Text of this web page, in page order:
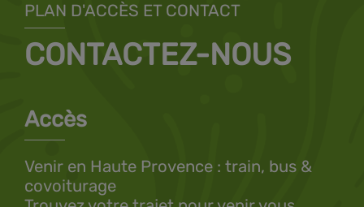
PLAN D'ACCÈS ET CONTACT
CONTACTEZ-NOUS
Accès
Venir en Haute Provence : train, bus &
covoiturage